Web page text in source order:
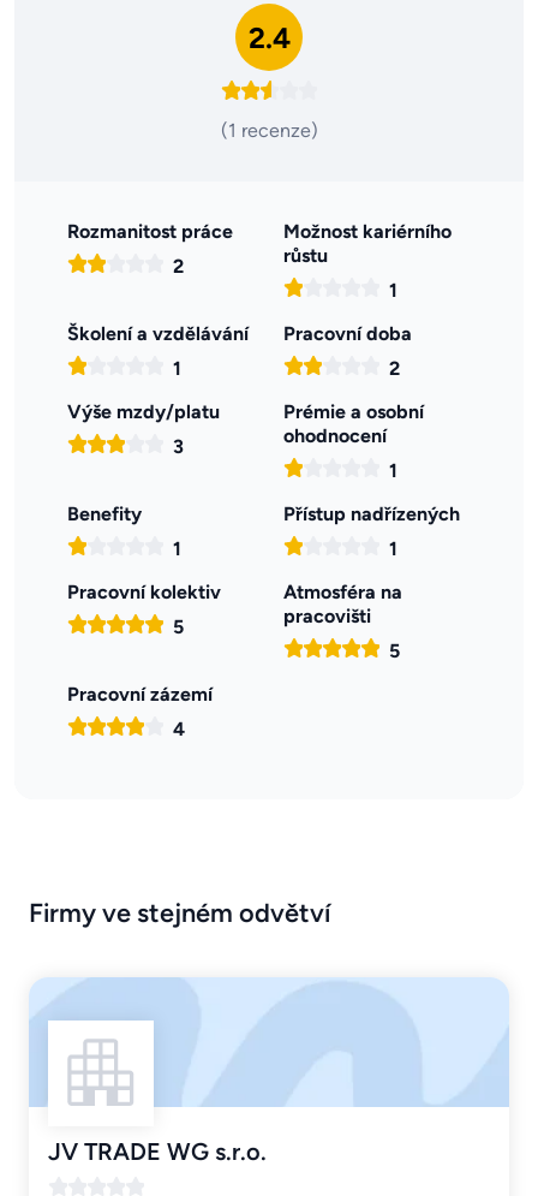
2.4
(1 recenze)
Rozmanitost práce
2
Možnost kariérního
růstu
1
Školení a vzdělávání
1
Pracovní doba
2
Výše mzdy/platu
3
Prémie a osobní
ohodnocení
1
Benefity
1
Přístup nadřízených
1
Pracovní kolektiv
5
Atmosféra na
pracovišti
5
Pracovní zázemí
4
Firmy ve stejném odvětví
JV TRADE WG s.r.o.